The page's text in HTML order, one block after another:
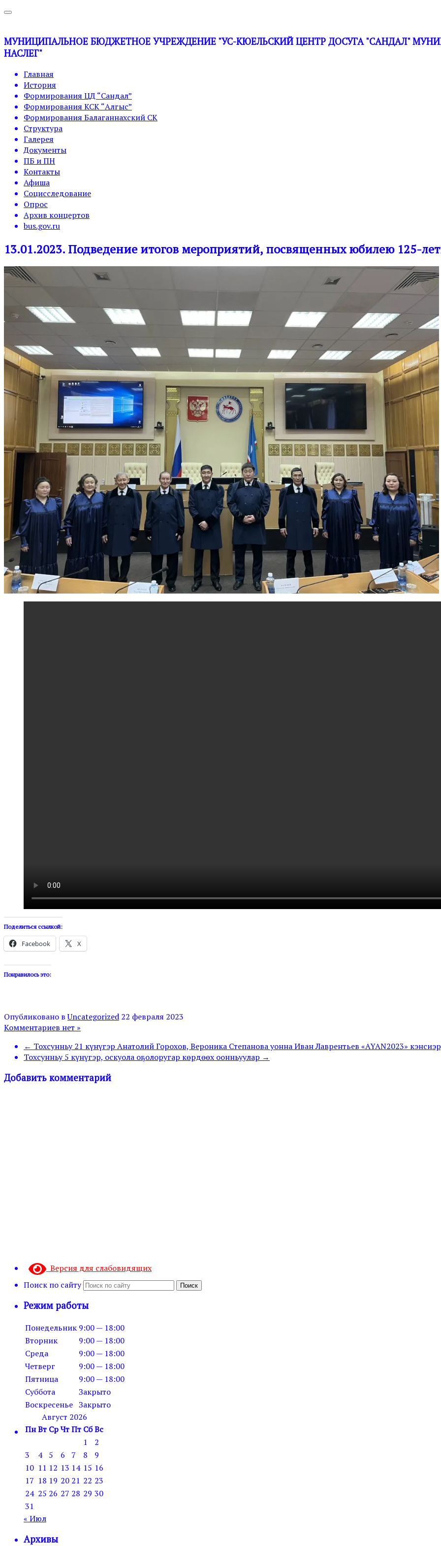
МУНИЦИПАЛЬНОЕ БЮДЖЕТНОЕ УЧРЕЖДЕНИЕ "УС-КЮЕЛЬСКИЙ ЦЕНТР ДОСУГА "САНДАЛ"
НАСЛЕГ"
Главная
История
Формирования ЦД “Сандал”
Формирования КСК “Алгыс”
Формирования Балаганнахский СК
Структура
Галерея
Документы
ПБ и ПН
Контакты
Афиша
Социсследование
Опрос
Архив концертов
bus.gov.ru
13.01.2023. Подведение итогов мероприятий, посвященных юбилею 125-
Поделиться ссылкой:
Facebook X
Понравилось это:
Опубликовано вUncategorized 22 февраля 2023
Комментариев нет »
← Тохсунньу 21 күнүгэр Анатолий Горохов, Вероника Степанова уонна Иван Лаврентьев «AYAN2023»
Тохсунньу 5 күнүгэр, оскуола оҕолоругар көрдөөх оонньуулар →
Добавить комментарий
Версия для слабовидящих
Поиск по сайту
Поиск
Режим работы
Понедельник 9:00 — 18:00
Вторник
9:00 — 18:00
Среда
9:00 — 18:00
Четверг
9:00 — 18:00
Пятница
9:00 — 18:00
Суббота
Закрыто
Воскресенье Закрыто
Август 2026
ПнВт СрЧтПт СбВс
1
2
3
4 5 6 7 8
9
10 11 12 13 14 15 16
17 18 19 20 21 22 23
24 25 26 27 28 29 30
31
« Июл
Архивы